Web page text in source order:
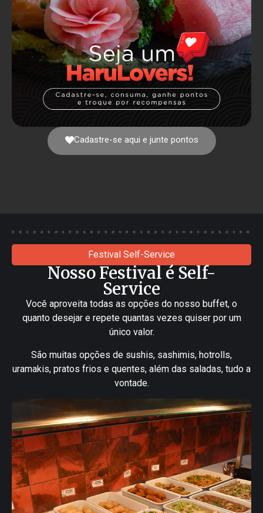
Cadastre-se aqui e junte pontos
Festival Self-Service
Nosso Festival é Self-
Service
Você aproveita todas as opções do nosso buffet, o
quanto desejar e repete quantas vezes quiser por um
único valor.
São muitas opções de sushis, sashimis, hotrolls,
uramakis, pratos frios e quentes, além das saladas, tudo a
vontade.